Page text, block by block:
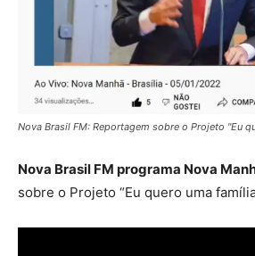
Nova Brasil FM: Reportagem sobre o Projeto "Eu
Nova Brasil FM programa Nova
sobre o Projeto “Eu quero uma